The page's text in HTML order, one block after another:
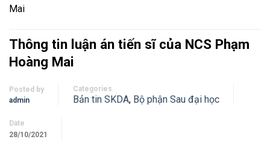
Mai
Thông tin luận án tiến sĩ của NCS Phạm
Hoàng Mai
Posted by
admin
Categories
Bản tin SKDA, Bộ phận Sau đại học
Date
28/10/2021